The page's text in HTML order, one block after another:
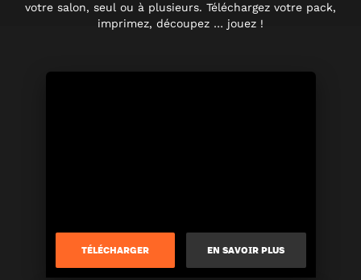
votre salon, seul ou à plusieurs. Téléchargez votre pack,
imprimez, découpez … jouez !
TÉLÉCHARGER EN SAVOIR PLUS